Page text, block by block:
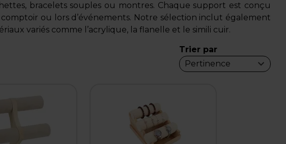
bracelets souples ou montres. Chaque support est conçu
ou lors d’événements. Notre sélection inclut également
variés comme l’acrylique, la flanelle et le simili cuir.
Trier par
Pertinence